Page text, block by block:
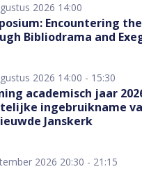
2026 14:00
Encountering
Bibliodrama and
2026 14:00 - 15:30
academisch jaar
ingebruikname
Janskerk
2026 20:30 - 21:15